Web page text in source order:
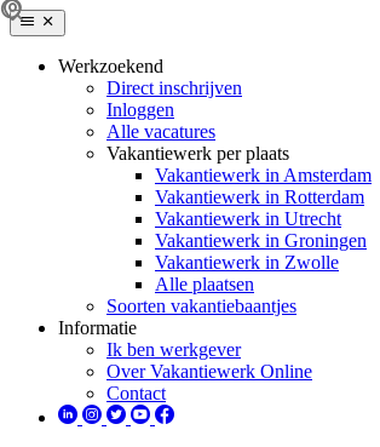
Werkzoekend
Direct inschrijven
Inloggen
Alle vacatures
Vakantiewerk per plaats
Vakantiewerk in Amsterdam
Vakantiewerk in Rotterdam
Vakantiewerk in Utrecht
Vakantiewerk in Groningen
Vakantiewerk in Zwolle
Alle plaatsen
Soorten vakantiebaantjes
Informatie
Ik ben werkgever
Over Vakantiewerk Online
Contact